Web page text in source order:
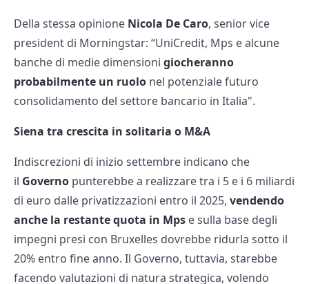
Della stessa opinione Nicola De Caro, senior vice
president di Morningstar: “UniCredit, Mps e alcune
banche di medie dimensioni giocheranno
probabilmente un ruolo nel potenziale futuro
consolidamento del settore bancario in Italia".
Siena tra crescita in solitaria o M&A
Indiscrezioni di inizio settembre indicano che
il Governo punterebbe a realizzare tra i 5 e i 6 miliardi
di euro dalle privatizzazioni entro il 2025, vendendo
anche la restante quota in Mps e sulla base degli
impegni presi con Bruxelles dovrebbe ridurla sotto il
20% entro fine anno. Il Governo, tuttavia, starebbe
facendo valutazioni di natura strategica, volendo